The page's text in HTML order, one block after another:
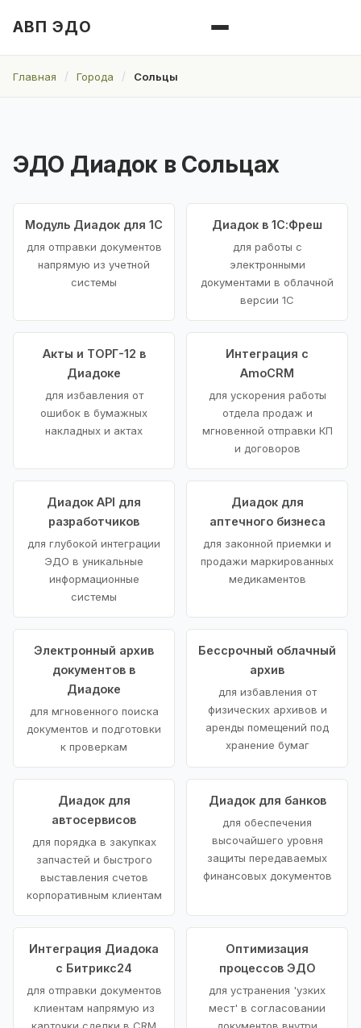
АВП ЭДО
Главная Города Сольцы
ЭДО Диадок в Сольцах
Модуль Диадок для 1С
для отправки документов
напрямую из учетной
системы
Диадок в 1С:Фреш
для работы с
электронными
документами в облачной
версии 1С
Акты и ТОРГ-12 в
Диадоке
для избавления от
ошибок в бумажных
накладных и актах
Интеграция с
AmoCRM
для ускорения работы
отдела продаж и
мгновенной отправки КП
и договоров
Диадок API для
разработчиков
для глубокой интеграции
ЭДО в уникальные
информационные
системы
Диадок для
аптечного бизнеса
для законной приемки и
продажи маркированных
медикаментов
Электронный архив
документов в
Диадоке
для мгновенного поиска
документов и подготовки
к проверкам
Бессрочный облачный
архив
для избавления от
физических архивов и
аренды помещений под
хранение бумаг
Диадок для
автосервисов
для порядка в закупках
запчастей и быстрого
выставления счетов
корпоративным клиентам
Диадок для банков
для обеспечения
высочайшего уровня
защиты передаваемых
финансовых документов
Интеграция Диадока
с Битрикс24
для отправки документов
клиентам напрямую из
Оптимизация
процессов ЭДО
для устранения 'узких
мест' в согласовании